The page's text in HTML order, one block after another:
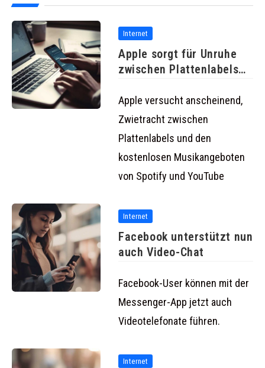
Internet
Apple sorgt für Unruhe
zwischen Plattenlabels
Apple versucht anscheinend,
Zwietracht zwischen
Plattenlabels und den
kostenlosen Musikangeboten
von Spotify und YouTube
Internet
Facebook unterstützt nun
auch Video-Chat
Facebook-User können mit der
Messenger-App jetzt auch
Videotelefonate führen.
Internet